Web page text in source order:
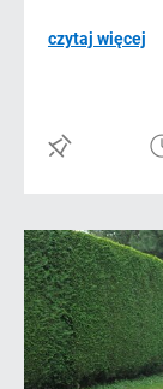
czytaj więcej